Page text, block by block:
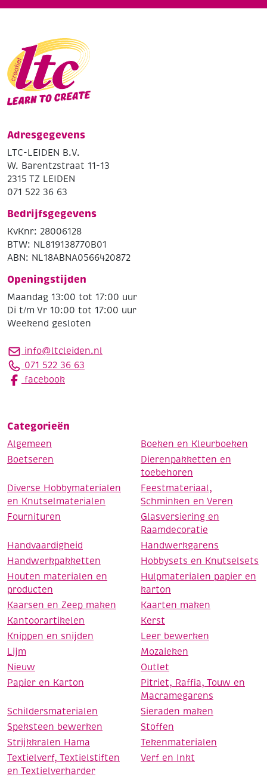
Adresgegevens
LTC-LEIDEN B.V.
W. Barentzstraat 11-13
2315 TZ LEIDEN
071 522 36 63
Bedrijfsgegevens
KvKnr: 28006128
BTW: NL819138770B01
ABN: NL18ABNA0566420872
Openingstijden
Maandag 13:00 tot 17:00 uur
Di t/m Vr 10:00 tot 17:00 uur
Weekend gesloten
info@ltcleiden.nl
071 522 36 63
facebook
Categorieën
Algemeen
Boeken en Kleurboeken
Boetseren
Dierenpakketten en
toebehoren
Diverse Hobbymaterialen
en Knutselmaterialen
Feestmateriaal,
Schminken en Veren
Fournituren
Glasversiering en
Raamdecoratie
Handvaardigheid
Handwerkgarens
Handwerkpakketten
Hobbysets en Knutselsets
Houten materialen en
producten
Hulpmaterialen papier en
karton
Kaarsen en Zeep maken
Kaarten maken
Kantoorartikelen
Kerst
Knippen en snijden
Leer bewerken
Lijm
Mozaieken
Nieuw
Outlet
Papier en Karton
Pitriet, Raffia, Touw en
Macramegarens
Schildersmaterialen
Sieraden maken
Speksteen bewerken
Stoffen
Strijkkralen Hama
Tekenmaterialen
Textielverf, Textielstiften
en Textielverharder
Verf en Inkt